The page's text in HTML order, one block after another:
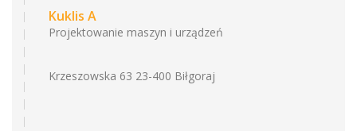
Kuklis A
Projektowanie maszyn i urządzeń
Krzeszowska 63 23-400 Biłgoraj